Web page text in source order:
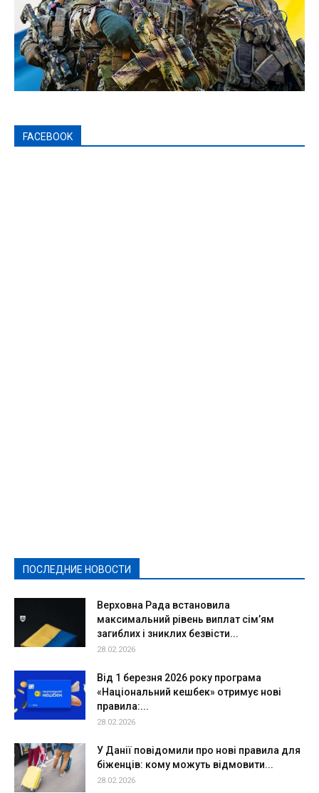
FACEBOOK
ПОСЛЕДНИЕ НОВОСТИ
Верховна Рада встановила
максимальний рівень виплат сім’ям
загиблих і зниклих безвісти...
28.02.2026
Від 1 березня 2026 року програма
«Національний кешбек» отримує нові
правила:...
28.02.2026
У Данії повідомили про нові правила для
біженців: кому можуть відмовити...
28.02.2026